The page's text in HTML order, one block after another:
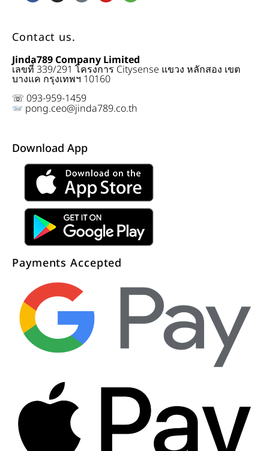
Contact us.
Jinda789 Company Limited
เลขที่ 339/291 โครงการ Citysense แขวง หลักสอง เขต
บางแค กรุงเทพฯ 10160
☏ 093-959-1459
pong.ceo@jinda789.co.th
Download App
Payments Accepted